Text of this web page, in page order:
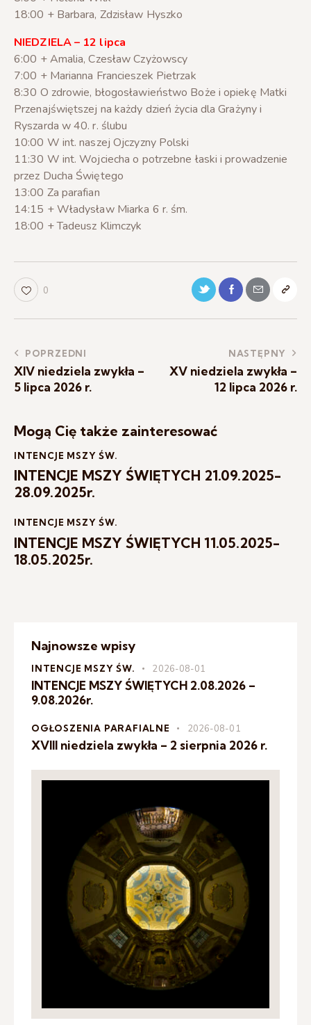
18:00 + Barbara, Zdzisław Hyszko
NIEDZIELA – 12 lipca
6:00 + Amalia, Czesław Czyżowscy
7:00 + Marianna Francieszek Pietrzak
8:30 O zdrowie, błogosławieństwo Boże i opiekę Matki
Przenajświętszej na każdy dzień życia dla Grażyny i
Ryszarda w 40. r. ślubu
10:00 W int. naszej Ojczyzny Polski
11:30 W int. Wojciecha o potrzebne łaski i prowadzenie
przez Ducha Świętego
13:00 Za parafian
14:15 + Władysław Miarka 6 r. śm.
18:00 + Tadeusz Klimczyk
0
POPRZEDNI
XIV niedziela zwykła –
5 lipca 2026 r.
NASTĘPNY
XV niedziela zwykła –
12 lipca 2026 r.
Mogą Cię także zainteresować
INTENCJE MSZY ŚW.
INTENCJE MSZY ŚWIĘTYCH 21.09.2025-
28.09.2025r.
INTENCJE MSZY ŚW.
INTENCJE MSZY ŚWIĘTYCH 11.05.2025-
18.05.2025r.
Najnowsze wpisy
INTENCJE MSZY ŚW. 2026-08-01
INTENCJE MSZY ŚWIĘTYCH 2.08.2026 –
9.08.2026r.
OGŁOSZENIA PARAFIALNE 2026-08-01
XVIII niedziela zwykła – 2 sierpnia 2026 r.